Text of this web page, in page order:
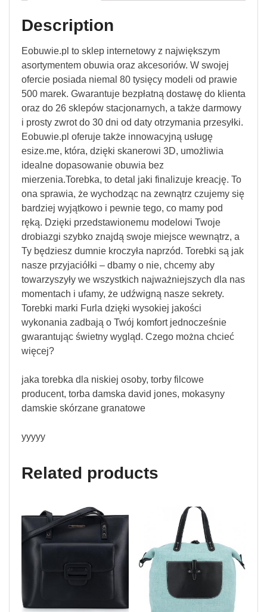
Description
Eobuwie.pl to sklep internetowy z największym
asortymentem obuwia oraz akcesoriów. W swojej
ofercie posiada niemal 80 tysięcy modeli od prawie
500 marek. Gwarantuje bezpłatną dostawę do klienta
oraz do 26 sklepów stacjonarnych, a także darmowy
i prosty zwrot do 30 dni od daty otrzymania przesyłki.
Eobuwie.pl oferuje także innowacyjną usługę
esize.me, która, dzięki skanerowi 3D, umożliwia
idealne dopasowanie obuwia bez
mierzenia.Torebka, to detal jaki finalizuje kreację. To
ona sprawia, że wychodząc na zewnątrz czujemy się
bardziej wyjątkowo i pewnie tego, co mamy pod
ręką. Dzięki przedstawionemu modelowi Twoje
drobiazgi szybko znajdą swoje miejsce wewnątrz, a
Ty będziesz dumnie kroczyła naprzód. Torebki są jak
nasze przyjaciółki – dbamy o nie, chcemy aby
towarzyszyły we wszystkich najważniejszych dla nas
momentach i ufamy, że udźwigną nasze sekrety.
Torebki marki Furla dzięki wysokiej jakości
wykonania zadbają o Twój komfort jednocześnie
gwarantując świetny wygląd. Czego można chcieć
więcej?
jaka torebka dla niskiej osoby, torby filcowe
producent, torba damska david jones, mokasyny
damskie skórzane granatowe
yyyyy
Related products